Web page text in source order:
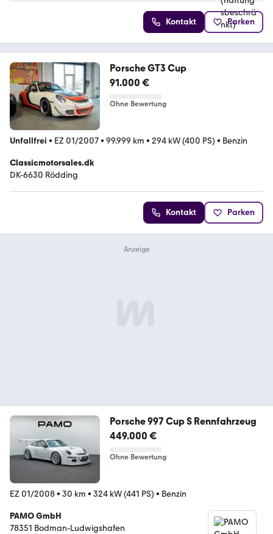
Kontakt Parken
Porsche GT3 Cup
91.000 €
Ohne Bewertung
Unfallfrei • EZ 01/2007• 99.999 km • 294 kW (400 PS) • Benzin
Classicmotorsales.dk
DK-6630 Rödding
Kontakt Parken
Porsche 997 Cup S Rennfahrzeug
449.000 €
Ohne Bewertung
EZ 01/2008• 30 km • 324 kW (441 PS) • Benzin
PAMO GmbH
78351 Bodman-Ludwigshafen